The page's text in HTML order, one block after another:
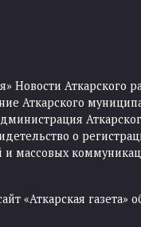
Новости
Аткарского
о
массовых
«Аткарская газета»